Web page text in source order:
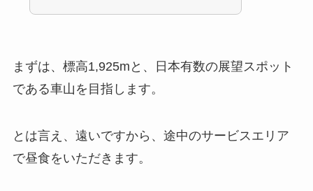
まずは、標高1,925mと、日本有数の展望スポット
である車山を目指します。
とは言え、遠いですから、途中のサービスエリア
で昼食をいただきます。